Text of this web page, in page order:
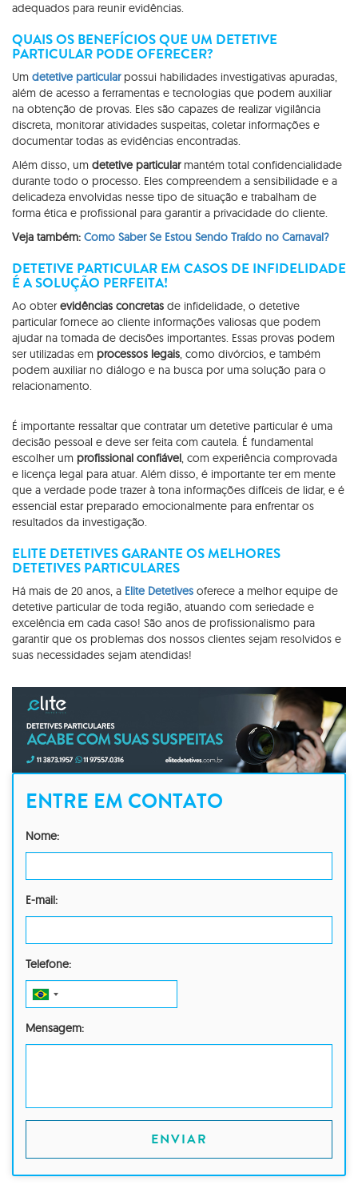
adequados para reunir evidências.
QUAIS OS BENEFÍCIOS QUE UM DETETIVE
PARTICULAR PODE OFERECER?
Um detetive particularpossui habilidades investigativas apuradas,
além de acesso a ferramentas e tecnologias que podem auxiliar
na obtenção de provas. Eles são capazes de realizar vigilância
discreta, monitorar atividades suspeitas, coletar informações e
documentar todas as evidências encontradas.
Além disso, um detetive particularmantém total confidencialidade
durante todo o processo. Eles compreendem a sensibilidade e a
delicadeza envolvidas nesse tipo de situação e trabalham de
forma ética e profissional para garantir a privacidade do cliente.
Veja também: Como Saber Se Estou Sendo Traído no Carnaval?
DETETIVE PARTICULAR EM CASOS DE INFIDELIDADE
É A SOLUÇÃO PERFEITA!
Ao obterevidências concretas de infidelidade, o detetive
particular fornece ao cliente informações valiosas que podem
ajudar na tomada de decisões importantes. Essas provas podem
ser utilizadas em processos legais, como divórcios, e também
podem auxiliar no diálogo e na busca por uma solução para o
relacionamento.
É importante ressaltar que contratar um detetive particular é uma
decisão pessoal e deve ser feita com cautela. É fundamental
escolher um profissional confiável, com experiência comprovada
e licença legal para atuar. Além disso, é importante ter em mente
que a verdade pode trazer à tona informações difíceis de lidar, e é
essencial estar preparado emocionalmente para enfrentar os
resultados da investigação.
ELITE DETETIVES GARANTE OS MELHORES
DETETIVES PARTICULARES
Há mais de 20 anos, a Elite Detetives oferece a melhor equipe de
detetive particular de toda região, atuando com seriedade e
excelência em cada caso! São anos de profissionalismo para
garantir que os problemas dos nossos clientes sejam resolvidos e
suas necessidades sejam atendidas!
ENTRE EM CONTATO
Nome:
E-mail:
Telefone:
Mensagem:
ENVIAR